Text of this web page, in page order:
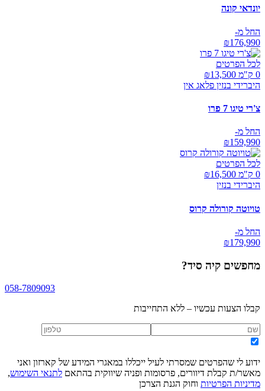
יונדאי קונה
החל מ-
₪176,990
לכל הפרטים
0 ק"מ ₪
13,500
היברידי בנזין פלאג אין
צ'רי טיגו 7 פרו
החל מ-
₪159,990
לכל הפרטים
0 ק"מ ₪
16,500
היברידי בנזין
טויוטה קורולה קרוס
החל מ-
₪179,990
מחפשים קיה סיד?
058-7809093
קבלו הצעות עכשיו – ללא התחייבות
ידוע לי שהפרטים שמסרתי לעיל ייכללו במאגרי המידע של קארזון ואני
מאשר/ת קבלת דיוורים, פרסומות ופניה שיווקית בהתאם לתנאי השימוש,
מדיניות הפרטיות וחוק הגנת הצרכן